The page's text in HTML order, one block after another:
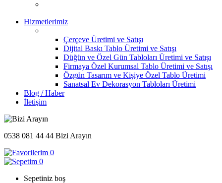
Hizmetlerimiz
Çerçeve Üretimi ve Satışı
Dijital Baskı Tablo Üretimi ve Satışı
Düğün ve Özel Gün Tabloları Üretimi ve Satışı
Firmaya Özel Kurumsal Tablo Üretimi ve Satışı
Özgün Tasarım ve Kişiye Özel Tablo Üretimi
Sanatsal Ev Dekorasyon Tabloları Üretimi
Blog / Haber
İletişim
0538 081 44 44 Bizi Arayın
0
0
Sepetiniz boş